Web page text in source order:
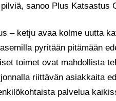
sanoo Plus Katsastus
– ketju avaa kolme uutta
pyritään pitämään
toimet ovat mahdollista
riittävän asiakkaita
palvelua